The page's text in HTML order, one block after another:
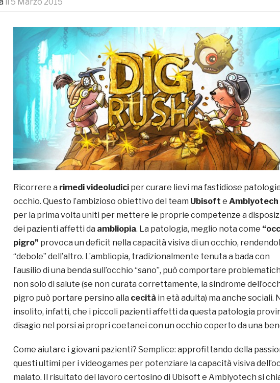
Ricorrere a rimedi videoludici per curare lievi ma fastidiose patologie
occhio. Questo l’ambizioso obiettivo del team Ubisoft e Amblyotech
per la prima volta uniti per mettere le proprie competenze a
dei pazienti affetti da ambliopia. La patologia, meglio nota come
pigro” provoca un deficit nella capacità visiva di un occhio,
“debole” dell’altro. L’ambliopia, tradizionalmente tenuta a bada con
l’ausilio di una benda sull’occhio “sano”, può comportare
non solo di salute (se non curata correttamente, la sindrome
pigro può portare persino alla cecità in età adulta) ma anche sociali.
insolito, infatti, che i piccoli pazienti affetti da questa patologia
disagio nel porsi ai propri coetanei con un occhio coperto da una
Come aiutare i giovani pazienti? Semplice: approfittando della
questi ultimi per i videogames per potenziare la capacità visiva
malato. Il risultato del lavoro certosino di Ubisoft e Amblyotech si